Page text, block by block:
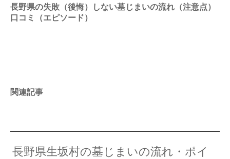
長野県の失敗（後悔）しない墓じまいの流れ（注意点）
口コミ（エピソード）
関連記事
長野県生坂村の墓じまいの流れ・ポイ